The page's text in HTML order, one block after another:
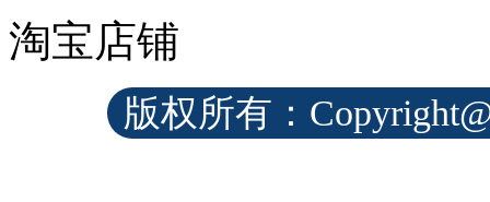
淘宝店铺
版权所有：